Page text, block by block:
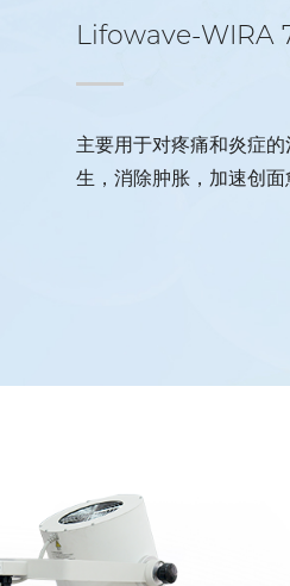
Lifowave-WIRA
主要用于对疼痛和炎症
生，消除肿胀，加速创面